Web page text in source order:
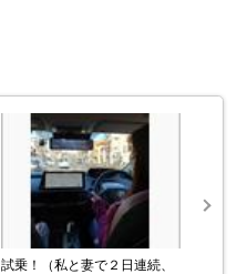
試乗！（私と妻で２日連続、